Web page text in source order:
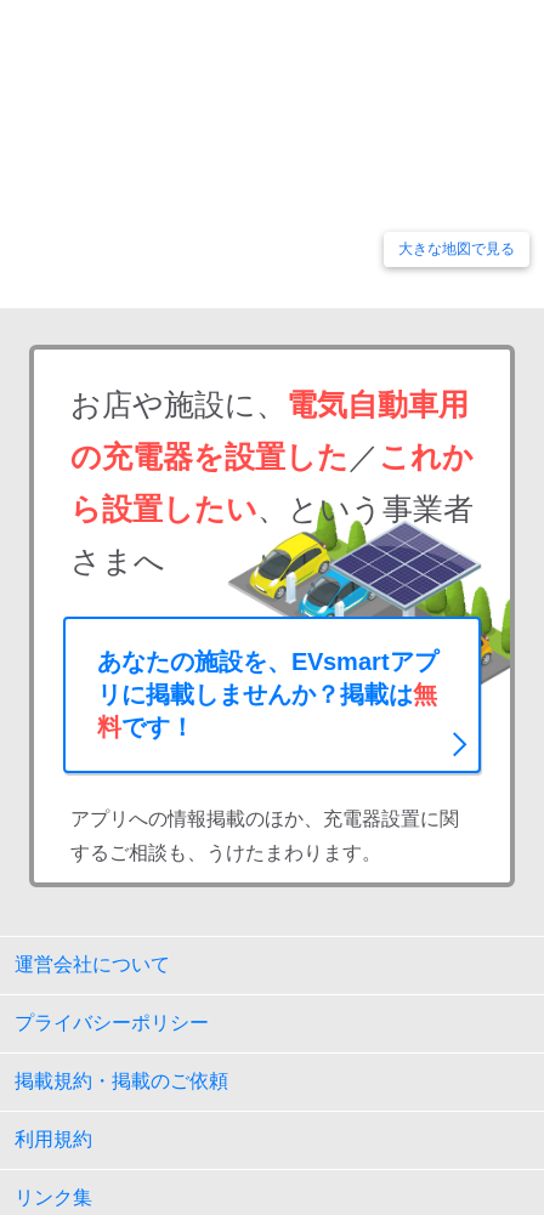
大きな地図で見る
お店や施設に、 電気自動車用
の充電器を設置した ／ これか
ら設置したい、という事業者
さまへ
あなたの施設を、EVsmartアプ
リに掲載しませんか？掲載は無
料です！
アプリへの情報掲載のほか、充電器設置に関
するご相談も、うけたまわります。
運営会社について
プライバシーポリシー
掲載規約・掲載のご依頼
利用規約
リンク集